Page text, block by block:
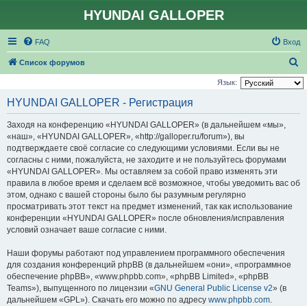
HYUNDAI GALLOPER
FAQ Вход
Список форумов
о
Язык:
HYUNDAI GALLOPER - Регистрация
Заходя на конференцию «HYUNDAI GALLOPER» (в дальнейшем «мы»,
«наш», «HYUNDAI GALLOPER», «http://galloper.ru/forum»), вы
подтверждаете своё согласие со следующими условиями. Если вы не
согласны с ними, пожалуйста, не заходите и не пользуйтесь форумами
«HYUNDAI GALLOPER». Мы оставляем за собой право изменять эти
правила в любое время и сделаем всё возможное, чтобы уведомить вас об
этом, однако с вашей стороны было бы разумным регулярно
просматривать этот текст на предмет изменений, так как использование
конференции «HYUNDAI GALLOPER» после обновления/исправления
условий означает ваше согласие с ними.
Наши форумы работают под управлением программного обеспечения
для создания конференций phpBB (в дальнейшем «они», «программное
обеспечение phpBB», «www.phpbb.com», «phpBB Limited», «phpBB
Teams»), выпущенного по лицензии «GNU General Public License v2» (в
дальнейшем «GPL»). Скачать его можно по адресу www.phpbb.com.